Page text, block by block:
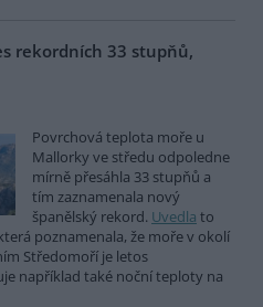
rekordních 33 stupňů,
Povrchová teplota moře u
Mallorky ve středu odpoledne
mírně přesáhla 33 stupňů a
tím zaznamenala nový
španělský rekord. Uvedla to
poznamenala, že moře v okolí
Středomoří je letos
například také noční teploty na